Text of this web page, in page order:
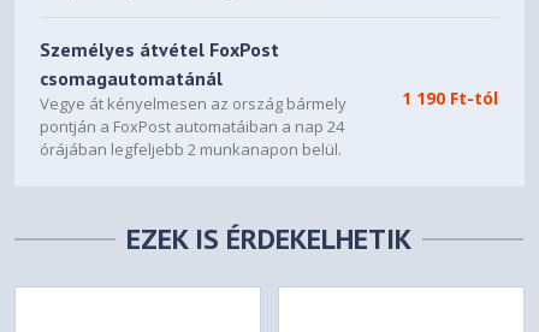
Személyes átvétel FoxPost
csomagautomatánál
Vegye át kényelmesen az ország bármely
pontján a FoxPost automatáiban a nap 24
órájában legfeljebb 2 munkanapon belül.
1 190 Ft-tól
EZEK IS ÉRDEKELHETIK